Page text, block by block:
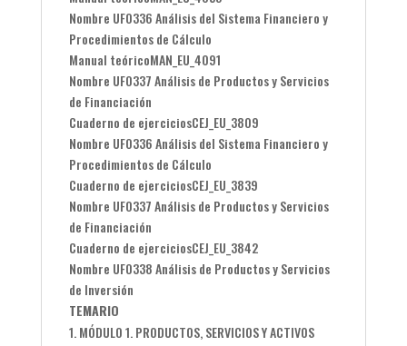
Nombre UF0336 Análisis del Sistema Financiero y
Procedimientos de Cálculo
Manual teóricoMAN_EU_4091
Nombre UF0337 Análisis de Productos y Servicios
de Financiación
Cuaderno de ejerciciosCEJ_EU_3809
Nombre UF0336 Análisis del Sistema Financiero y
Procedimientos de Cálculo
Cuaderno de ejerciciosCEJ_EU_3839
Nombre UF0337 Análisis de Productos y Servicios
de Financiación
Cuaderno de ejerciciosCEJ_EU_3842
Nombre UF0338 Análisis de Productos y Servicios
de Inversión
TEMARIO
MÓDULO 1. PRODUCTOS, SERVICIOS Y ACTIVOS